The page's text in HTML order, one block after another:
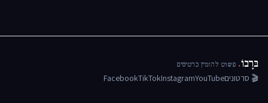
בּרָבוֹ. פשוט להזמין כרטיסים
🎬 סרטוניםYouTube
Instagram
TikTok
Facebook